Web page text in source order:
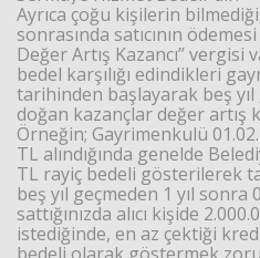
Ayrıca çoğu kişilerin
sonrasında satıcının
Değer Artış Kazancı’’
bedel karşılığı edindikleri
tarihinden başlayarak beş yıl
doğan kazançlar değer artış
Örneğin; Gayrimenkulü
TL alındığında genelde
TL rayiç bedeli gösterilerek
beş yıl geçmeden 1 yıl sonra
sattığınızda alıcı kişide
istediğinde, en az çektiği